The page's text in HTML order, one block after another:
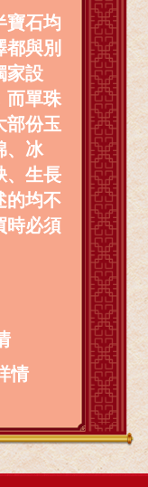
寶石均
都與別
家設
而單珠
部份玉
、冰
、生長
的均不
時必須
情